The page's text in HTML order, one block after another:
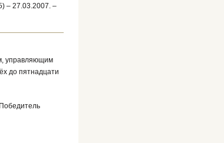
– 27.03.2007. –
управляющим
до пятнадцати